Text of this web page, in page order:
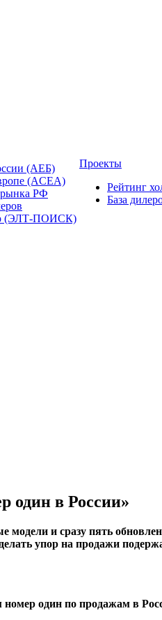
(АЕБ)
(ACEA)
рынка РФ
(ЭЛТ-ПОИСК)
Проекты
Рейтинг
База
один в России»
модели и сразу пять
упор на продажи
один по продажам в